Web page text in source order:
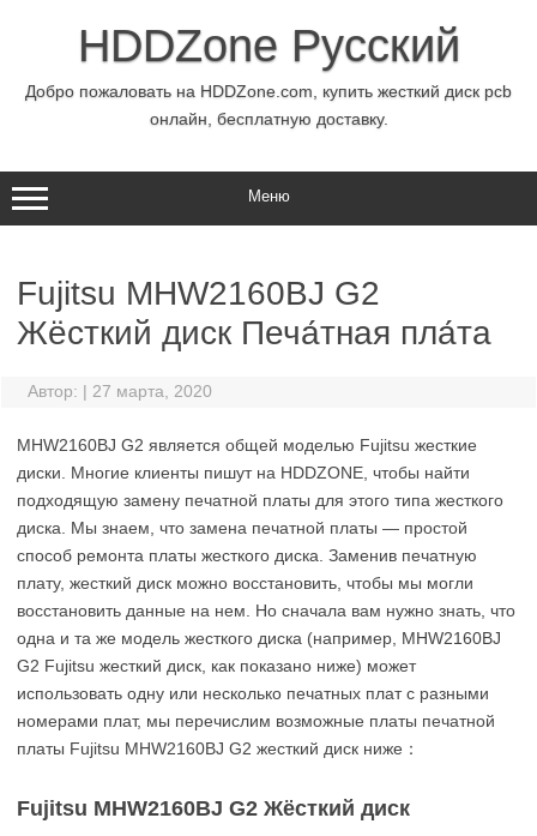
содержимомуHDDZone Русский
Добро пожаловать на HDDZone.com, купить жесткий диск pcb
онлайн, бесплатную доставку.
Меню
Fujitsu MHW2160BJ G2
Жёсткий диск Печа́тная пла́та
Автор: | 27 марта, 2020
MHW2160BJ G2 является общей моделью Fujitsu жесткие
диски. Многие клиенты пишут на HDDZONE, чтобы найти
подходящую замену печатной платы для этого типа жесткого
диска. Мы знаем, что замена печатной платы — простой
способ ремонта платы жесткого диска. Заменив печатную
плату, жесткий диск можно восстановить, чтобы мы могли
восстановить данные на нем. Но сначала вам нужно знать, что
одна и та же модель жесткого диска (например, MHW2160BJ
G2 Fujitsu жесткий диск, как показано ниже) может
использовать одну или несколько печатных плат с разными
номерами плат, мы перечислим возможные платы печатной
платы Fujitsu MHW2160BJ G2 жесткий диск ниже：
Fujitsu MHW2160BJ G2 Жёсткий диск